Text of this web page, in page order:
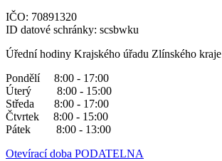
IČO: 70891320
ID datové schránky: scsbwku
Úřední hodiny Krajského úřadu Zlínského kraje
Pondělí 8:00 - 17:00
Úterý 8:00 - 15:00
Středa 8:00 - 17:00
Čtvrtek 8:00 - 15:00
Pátek 8:00 - 13:00
Otevírací doba PODATELNA